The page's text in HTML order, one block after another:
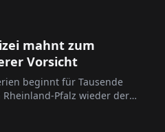
mahnt zum
Vorsicht
beginnt für Tausende
Pfalz wieder der